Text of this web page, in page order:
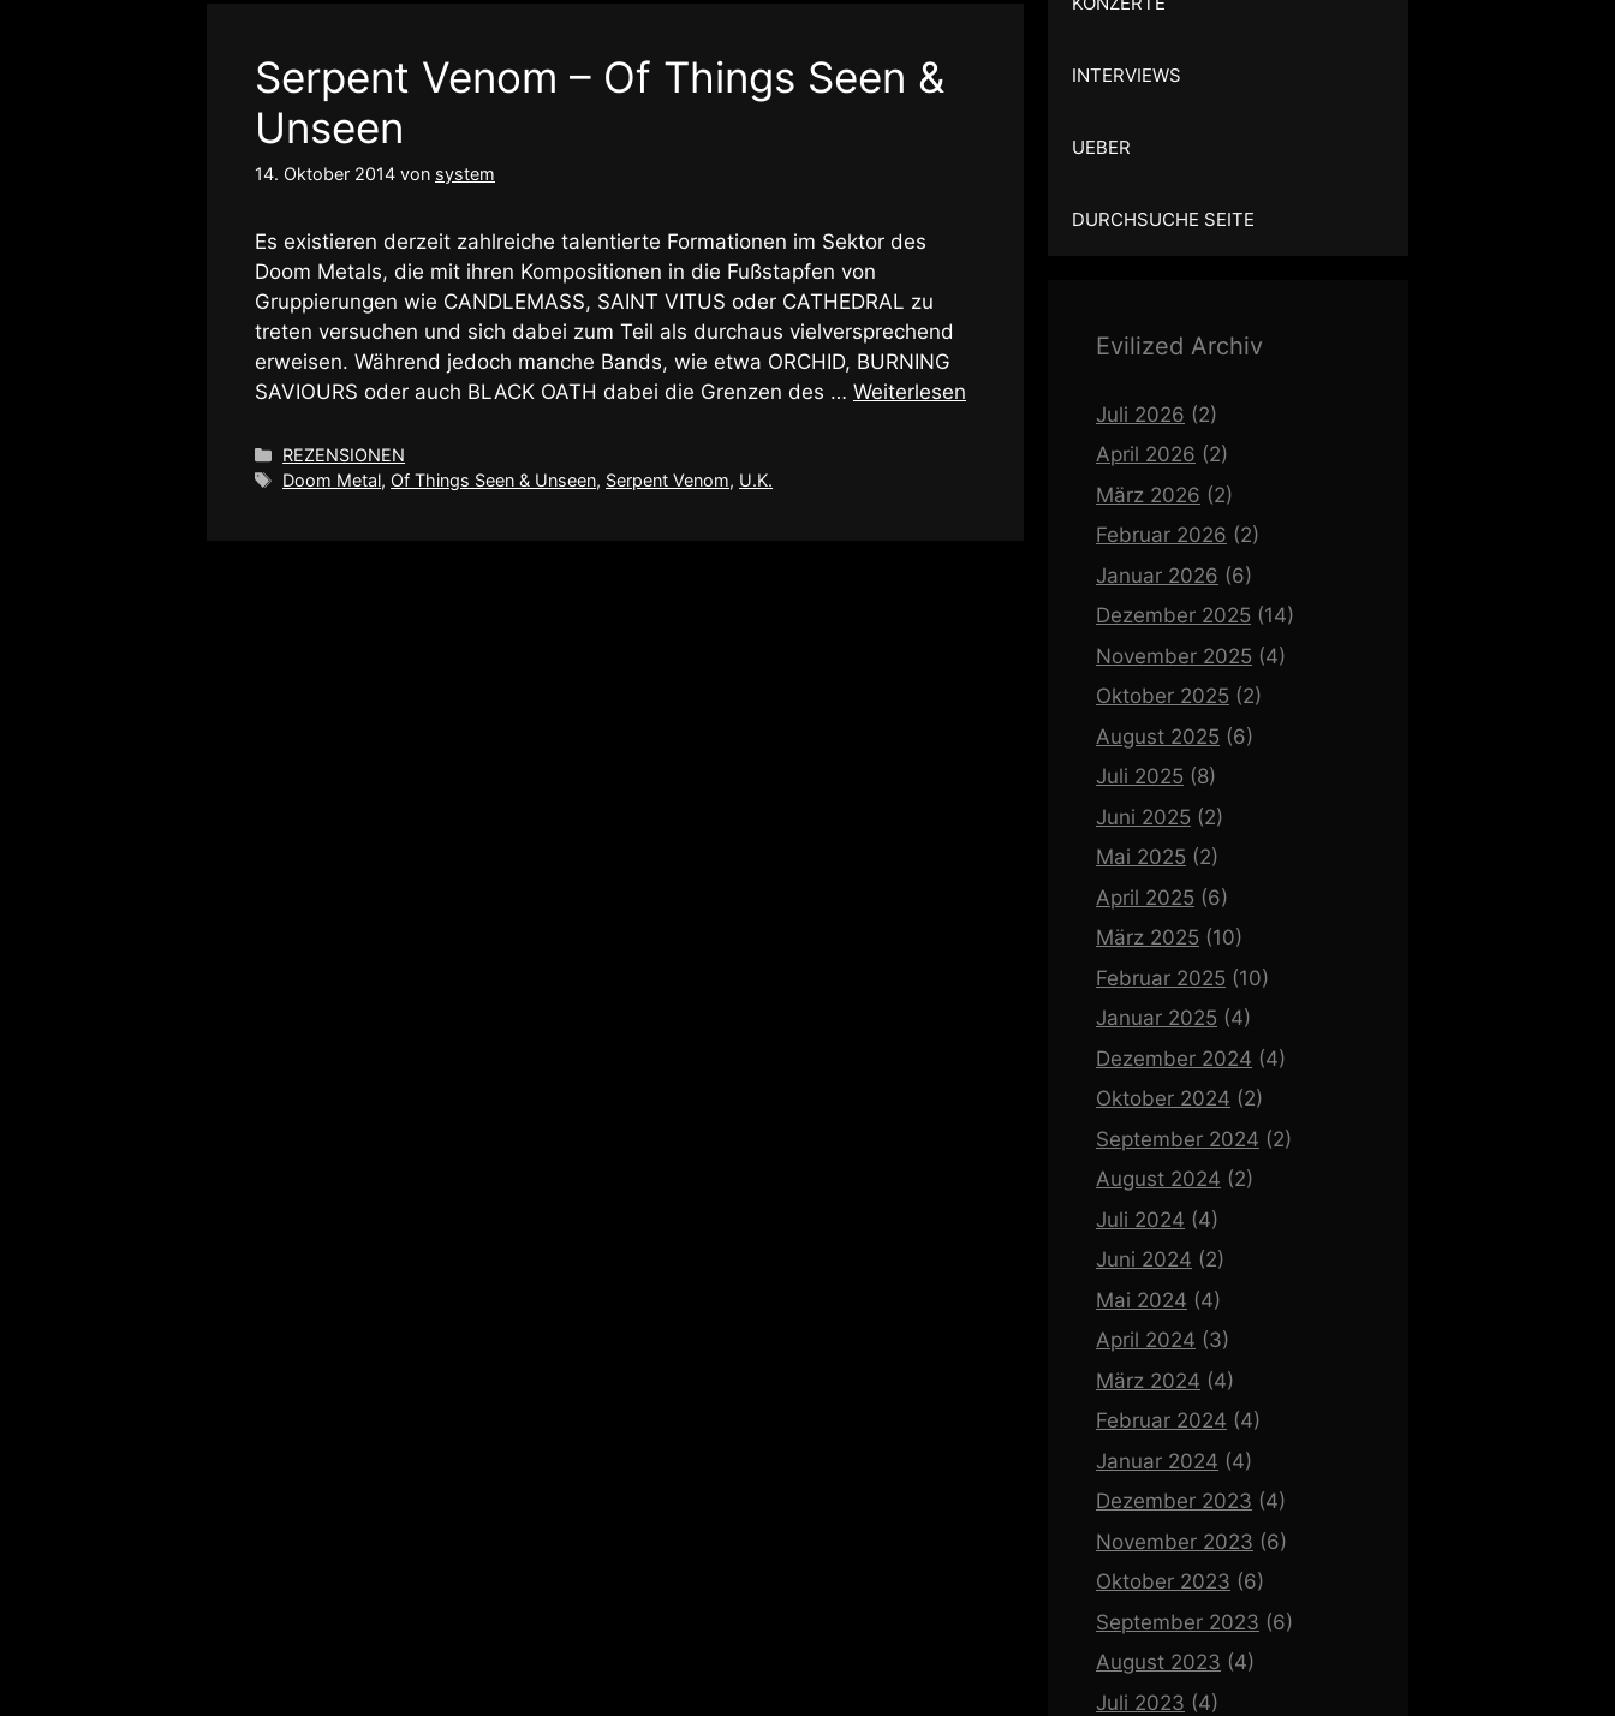
Serpent Venom – Of Things Seen &
Unseen
14. Oktober 2014 von system
Es existieren derzeit zahlreiche talentierte Formationen im Sektor des
Doom Metals, die mit ihren Kompositionen in die Fußstapfen von
Gruppierungen wie CANDLEMASS, SAINT VITUS oder CATHEDRAL zu
treten versuchen und sich dabei zum Teil als durchaus vielversprechend
erweisen. Während jedoch manche Bands, wie etwa ORCHID, BURNING
SAVIOURS oder auch BLACK OATH dabei die Grenzen des … Weiterlesen
Kategorien
REZENSIONEN
Schlagwörter
Doom Metal, Of Things Seen & Unseen, Serpent Venom, U.K.
INTERVIEWS
UEBER
DURCHSUCHE SEITE
Evilized Archiv
Juli 2026 (2)
April 2026 (2)
März 2026 (2)
Februar 2026 (2)
Januar 2026 (6)
Dezember 2025 (14)
November 2025 (4)
Oktober 2025 (2)
August 2025 (6)
Juli 2025 (8)
Juni 2025 (2)
Mai 2025 (2)
April 2025 (6)
März 2025 (10)
Februar 2025 (10)
Januar 2025 (4)
Dezember 2024 (4)
Oktober 2024 (2)
September 2024 (2)
August 2024 (2)
Juli 2024 (4)
Juni 2024 (2)
Mai 2024 (4)
April 2024 (3)
März 2024 (4)
Februar 2024 (4)
Januar 2024 (4)
Dezember 2023 (4)
November 2023 (6)
Oktober 2023 (6)
September 2023 (6)
August 2023 (4)
Juli 2023 (4)